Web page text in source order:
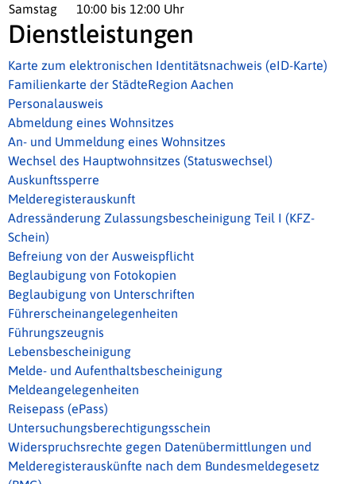
Samstag
10:00 bis 12:00 Uhr
Dienstleistungen
Karte zum elektronischen Identitätsnachweis (eID-Karte)
Familienkarte der StädteRegion Aachen
Personalausweis
Abmeldung eines Wohnsitzes
An- und Ummeldung eines Wohnsitzes
Wechsel des Hauptwohnsitzes (Statuswechsel)
Auskunftssperre
Melderegisterauskunft
Adressänderung Zulassungsbescheinigung Teil I (KFZ-
Schein)
Befreiung von der Ausweispflicht
Beglaubigung von Fotokopien
Beglaubigung von Unterschriften
Führerscheinangelegenheiten
Führungszeugnis
Lebensbescheinigung
Melde- und Aufenthaltsbescheinigung
Meldeangelegenheiten
Reisepass (ePass)
Untersuchungsberechtigungsschein
Widerspruchsrechte gegen Datenübermittlungen und
Melderegisterauskünfte nach dem Bundesmeldegesetz